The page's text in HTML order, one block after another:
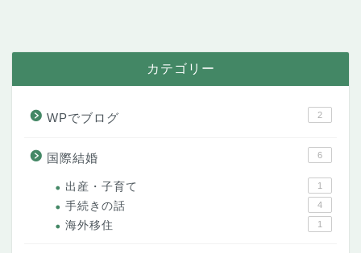
カテゴリー
WPでブログ 2
国際結婚 6
出産・子育て 1
手続きの話 4
海外移住 1